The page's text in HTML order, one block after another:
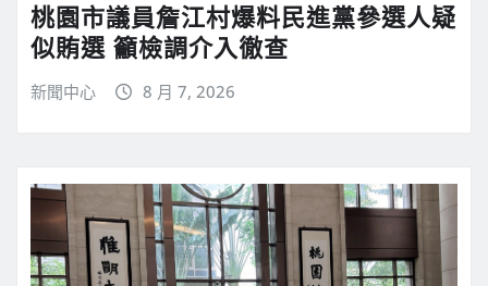
桃園市議員詹江村爆料民進黨參選人疑
似賄選 籲檢調介入徹查
新聞中心 8 月 7, 2026